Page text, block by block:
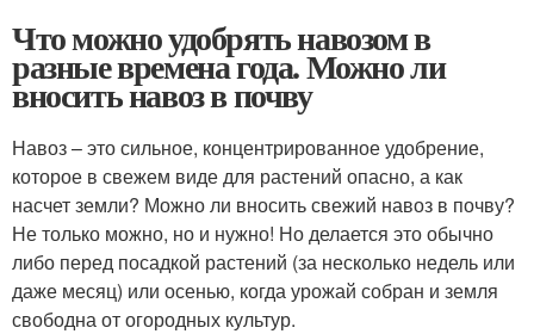
Что можно удобрять навозом в
разные времена года. Можно ли
вносить навоз в почву
Навоз – это сильное, концентрированное удобрение,
которое в свежем виде для растений опасно, а как
насчет земли? Можно ли вносить свежий навоз в почву?
Не только можно, но и нужно! Но делается это обычно
либо перед посадкой растений (за несколько недель или
даже месяц) или осенью, когда урожай собран и земля
свободна от огородных культур.